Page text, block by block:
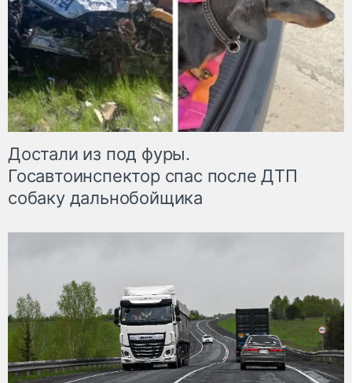
Достали из под фуры.
Госавтоинспектор спас после ДТП
собаку дальнобойщика